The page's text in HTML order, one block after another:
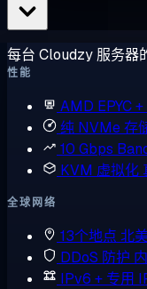
每台 Cloudzy 服务器
性能
AMD EPYC
纯 NVMe 存
10 Gbps
KVM 虚拟化
全球网络
13个地点 北
DDoS 防护
IPv6 + 专用